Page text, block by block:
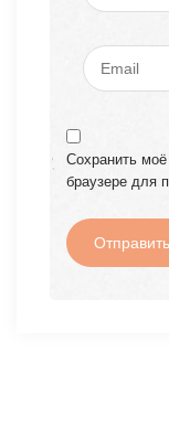
Сохранить
браузере для